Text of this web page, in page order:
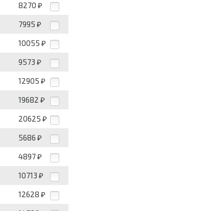
8270 ₽
7995 ₽
10055 ₽
9573 ₽
12905 ₽
19682 ₽
20625 ₽
5686 ₽
4897 ₽
10713 ₽
12628 ₽